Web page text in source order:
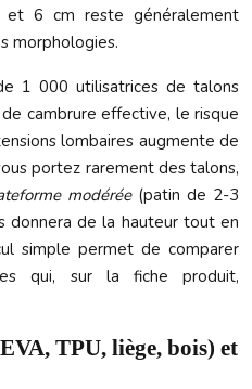
6 cm reste généralement
morphologies.
1 000 utilisatrices de talons
cambrure effective, le risque
lombaires augmente de
portez rarement des talons,
modérée(patin de 2-3
donnera de la hauteur tout en
simple permet de comparer
qui, sur la fiche produit,
TPU, liège, bois) et